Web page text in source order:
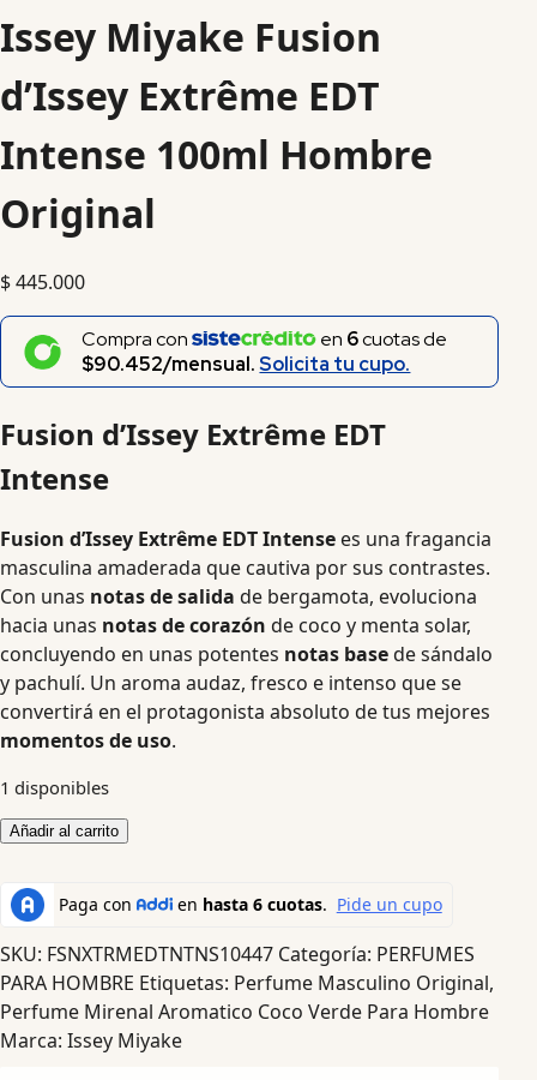
Issey Miyake Fusion
d’Issey Extrême EDT
Intense 100ml Hombre
Original
$445.000
Compra con en 6cuotas de
$90.452/mensual.Solicita tu cupo.
Fusion d’Issey Extrême EDT
Intense
Fusion d’Issey Extrême EDT Intense es una fragancia
masculina amaderada que cautiva por sus contrastes.
Con unas notas de salida de bergamota, evoluciona
hacia unas notas de corazón de coco y menta solar,
concluyendo en unas potentes notas basede sándalo
y pachulí. Un aroma audaz, fresco e intenso que se
convertirá en el protagonista absoluto de tus mejores
momentos de uso.
1 disponibles
Añadir al carrito
SKU: FSNXTRMEDTNTNS10447 Categoría: PERFUMES
PARA HOMBRE Etiquetas: Perfume Masculino Original,
Perfume Mirenal Aromatico Coco Verde Para Hombre
Marca: Issey Miyake